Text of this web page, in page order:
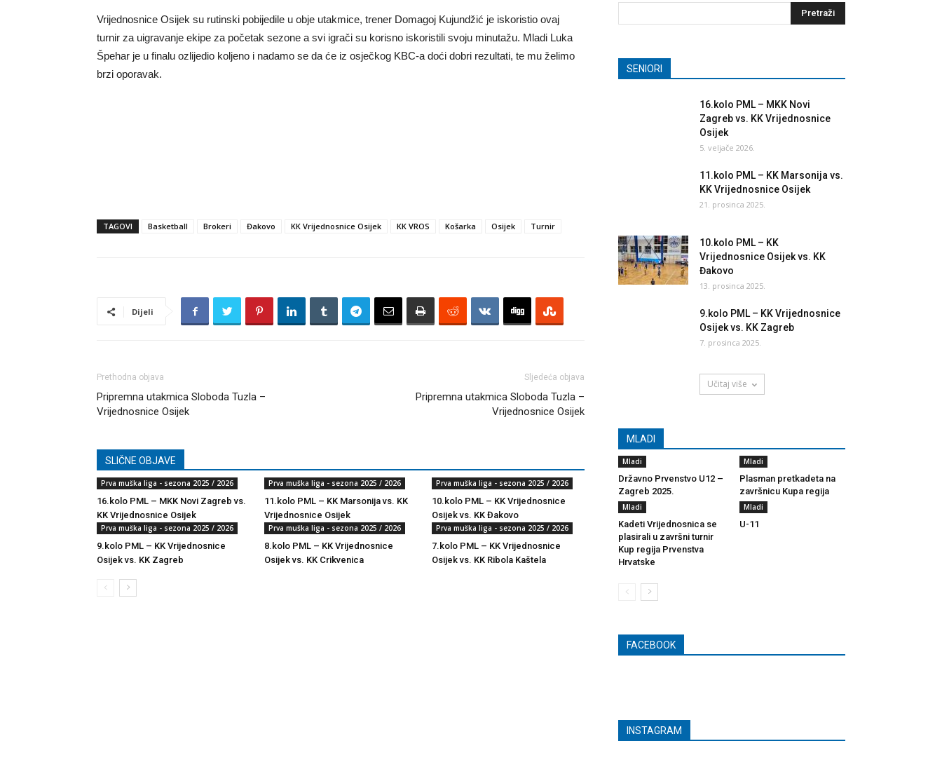
Vrijednosnice Osijek su rutinski pobijedile u obje utakmice, trener Domagoj Kujundžić je iskoristio ovaj
turnir za uigravanje ekipe za početak sezone a svi igrači su korisno iskoristili svoju minutažu. Mladi Luka
Špehar je u finalu ozlijedio koljeno i nadamo se da će iz osječkog KBC-a doći dobri rezultati, te mu želimo
brzi oporavak.
TAGOVI Basketball Brokeri Đakovo KK Vrijednosnice Osijek KK VROS Košarka Osijek Turnir
Dijeli
Prethodna objava
Pripremna utakmica Sloboda Tuzla –
Vrijednosnice Osijek
Sljedeća objava
Pripremna utakmica Sloboda Tuzla –
Vrijednosnice Osijek
SLIČNE OBJAVE
Prva muška liga - sezona 2025 / 2026
16.kolo PML – MKK Novi Zagreb vs.
KK Vrijednosnice Osijek
Prva muška liga - sezona 2025 / 2026
11.kolo PML – KK Marsonija vs. KK
Vrijednosnice Osijek
Prva muška liga - sezona 2025 / 2026
10.kolo PML – KK Vrijednosnice
Osijek vs. KK Đakovo
Prva muška liga - sezona 2025 / 2026
9.kolo PML – KK Vrijednosnice
Osijek vs. KK Zagreb
Prva muška liga - sezona 2025 / 2026
8.kolo PML – KK Vrijednosnice
Osijek vs. KK Crikvenica
Prva muška liga - sezona 2025 / 2026
7.kolo PML – KK Vrijednosnice
Osijek vs. KK Ribola Kaštela
SENIORI
16.kolo PML – MKK Novi
Zagreb vs. KK Vrijednosnice
Osijek
5. veljače 2026.
11.kolo PML – KK Marsonija vs.
KK Vrijednosnice Osijek
21. prosinca 2025.
10.kolo PML – KK
Vrijednosnice Osijek vs. KK
Đakovo
13. prosinca 2025.
9.kolo PML – KK Vrijednosnice
Osijek vs. KK Zagreb
7. prosinca 2025.
Učitaj više
MLADI
Mladi
Državno Prvenstvo U12 –
Zagreb 2025.
Mladi
Plasman pretkadeta na
završnicu Kupa regija
Mladi
Kadeti Vrijednosnica se
plasirali u završni turnir
Kup regija Prvenstva
Hrvatske
Mladi
U-11
FACEBOOK
INSTAGRAM